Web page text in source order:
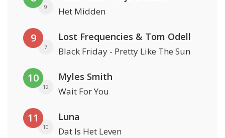
9 Het Midden
9
7
Lost Frequencies & Tom Odell
Black Friday - Pretty Like The Sun
10
12
Myles Smith
Wait For You
11
10
Luna
Dat Is Het Leven